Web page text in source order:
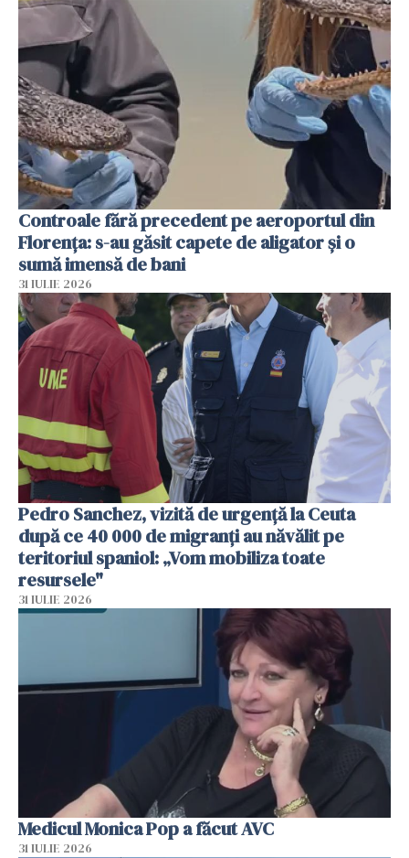
Controale fără precedent pe aeroportul din
Florența: s-au găsit capete de aligator și o
sumă imensă de bani
31 IULIE 2026
Pedro Sanchez, vizită de urgență la Ceuta
după ce 40 000 de migranți au năvălit pe
teritoriul spaniol: „Vom mobiliza toate
resursele"
31 IULIE 2026
Medicul Monica Pop a făcut AVC
31 IULIE 2026